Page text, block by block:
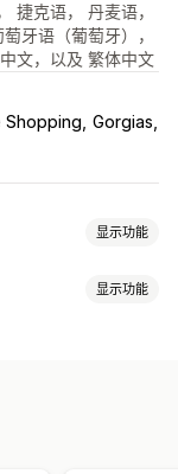
捷克语， 丹麦语，
牙语（葡萄牙），
文，以及 繁体中文
Shopping Gorgias
显示功能
显示功能